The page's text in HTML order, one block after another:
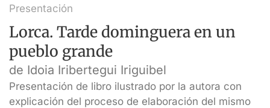
Presentación
Lorca. Tarde dominguera en un
pueblo grande
de Idoia Iribertegui Iriguibel
Presentación de libro ilustrado por la autora con
explicación del proceso de elaboración del mismo